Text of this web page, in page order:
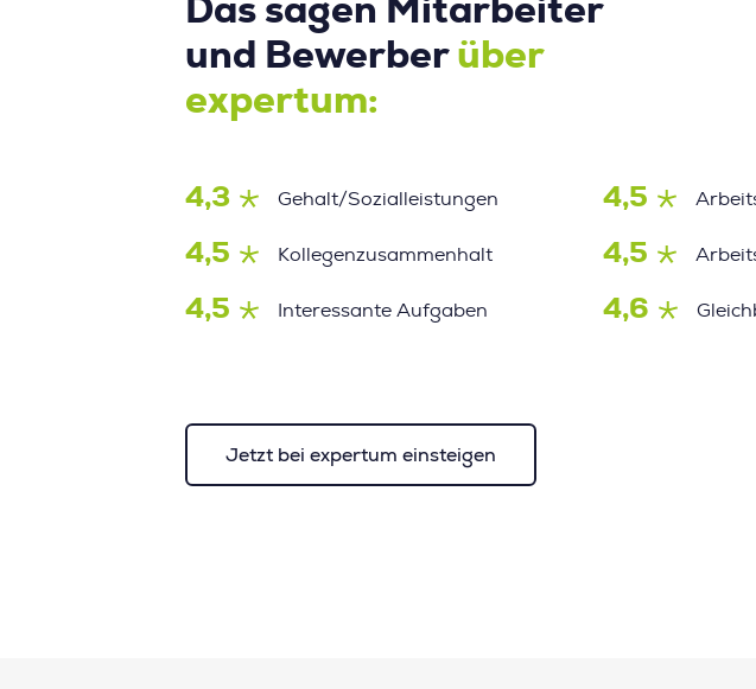
Das sagen Mitarbeiter
und Bewerber über
expertum:
4,3 Gehalt/Sozialleistungen 4,5
4,5 Kollegenzusammenhalt 4,5
4,5 Interessante Aufgaben 4,6
Jetzt bei expertum einsteigen